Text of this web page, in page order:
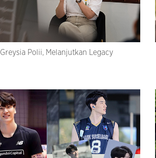
Greysia Polii, Melanjutkan Legacy